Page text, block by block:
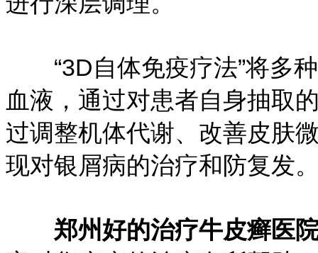
“3D自体免疫疗法”将多种
血液，通过对患者自身抽取
过调整机体代谢、改善皮肤
现对银屑病的治疗和防复发
郑州好的治疗牛皮癣医